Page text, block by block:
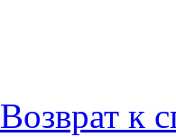
Возврат к